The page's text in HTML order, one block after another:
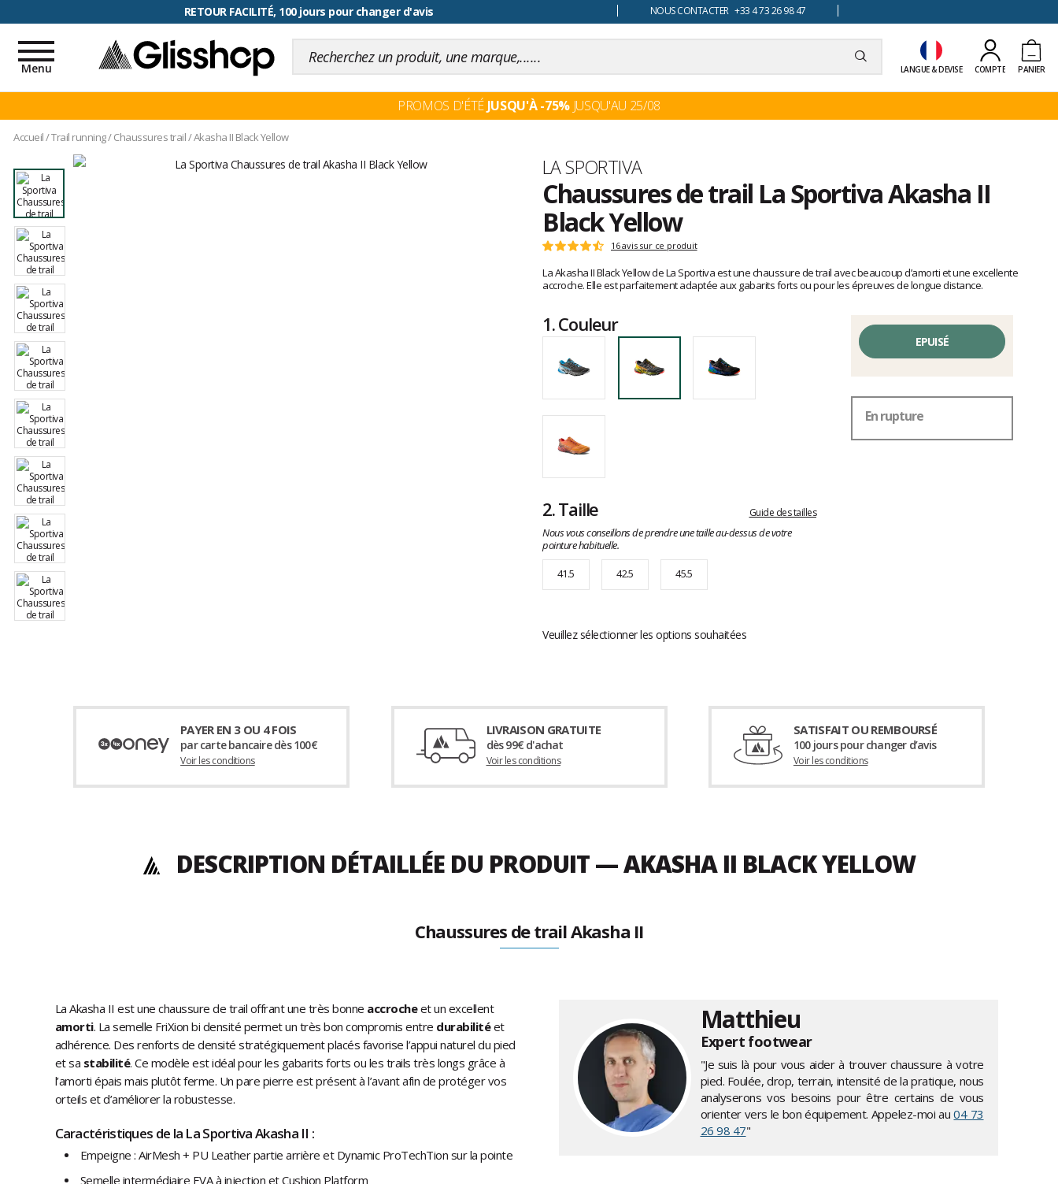
RETOUR FACILITÉ, 100 jours pour changer d'avis NOUS CONTACTER +33 4 73 26 98 47
LANGUE & DEVISE COMPTE PANIER
Toggle
navigation
Menu
PROMOS D'ÉTÉ JUSQU'À -75%JUSQU'AU 25/08
Accueil/Trail running/Chaussures trail/Akasha II Black Yellow
Marque
LA SPORTIVA
Chaussures de trail La Sportiva Akasha II
Black Yellow
Les
clients
Note
:
4.7
sur
16 avis sur ce produit
La Akasha II Black Yellow de La Sportiva est une chaussure de trail avec beaucoup d’amorti et une excellente
accroche. Elle est parfaitement adaptée aux gabarits forts ou pour les épreuves de longue distance.
1.Couleur
2.Taille Guide des tailles
Nous vous conseillons de prendre une taille au-dessus de votre
pointure habituelle.
41.5
42.5 45.5
Veuillez sélectionner les options souhaitées
EPUISÉ
En rupture
PAYER EN 3 OU 4 FOIS
par carte bancaire dès 100€
Voir les conditions
LIVRAISON GRATUITE
dès 99€ d'achat
Voir les conditions
SATISFAIT OU REMBOURSÉ
100 jours pour changer d’avis
Voir les conditions
DESCRIPTION DÉTAILLÉE DU PRODUIT — AKASHA II BLACK YELLOW
Chaussures de trail Akasha II
La Akasha II est une chaussure de trail offrant une très bonne accrocheet un excellent
amorti. La semelle FriXion bi densité permet un très bon compromis entre durabilitéet
adhérence. Des renforts de densité stratégiquement placés favorise l’appui naturel du pied
et sa stabilité. Ce modèle est idéal pour les gabarits forts ou les trails très longs grâce à
l’amorti épais mais plutôt ferme. Un pare pierre est présent à l’avant afin de protéger vos
orteils et d’améliorer la robustesse.
Caractéristiques de la La Sportiva Akasha II :
Empeigne : AirMesh + PU Leather partie arrière et Dynamic ProTechTion sur la pointe
Semelle intermédiaire EVA à injection et Cushion Platform
Matthieu
Expert footwear
"Je suis là pour vous aider à trouver chaussure à votre
pied. Foulée, drop, terrain, intensité de la pratique, nous
analyserons vos besoins pour être certains de vous
orienter vers le bon équipement. Appelez-moi au04 73
26 98 47"